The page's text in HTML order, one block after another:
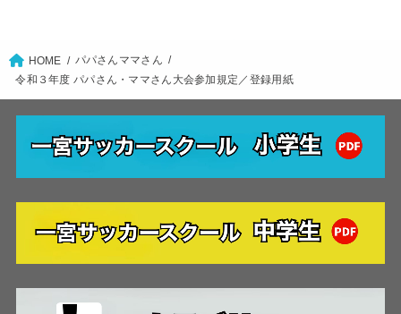
HOME
パパさんママさん
令和３年度 パパさん・ママさん大会参加規定／登録用紙